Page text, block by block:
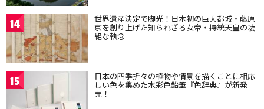
14 世界遺産決定で脚光！日本初の巨大都城・藤原
京を創り上げた知られざる女帝・持統天皇の凄
絶な執念
15 日本の四季折々の植物や情景を描くことに相応
しい色を集めた水彩色鉛筆『色辞典』が新発
売！